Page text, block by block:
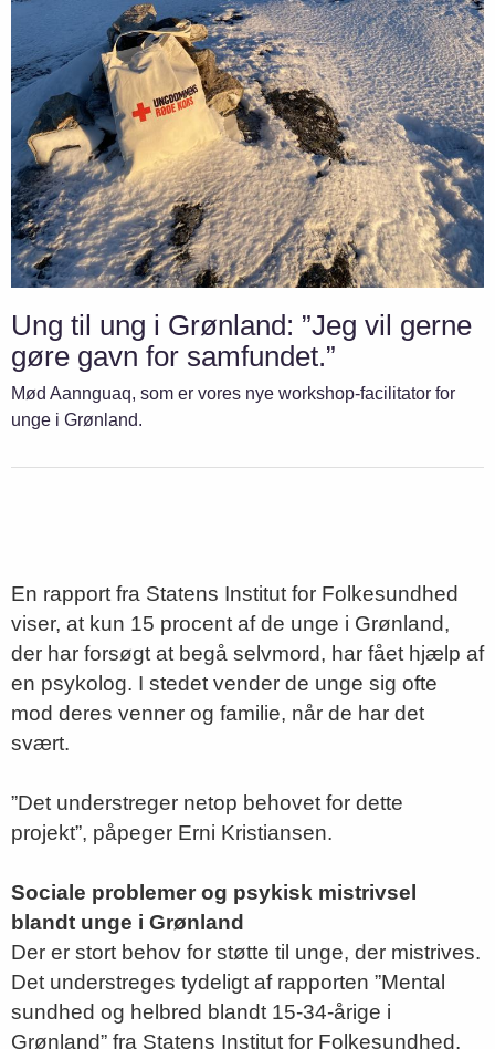
Ung til ung i Grønland: ”Jeg vil gerne
gøre gavn for samfundet.”
Mød Aannguaq, som er vores nye workshop-facilitator for
unge i Grønland.
En rapport fra Statens Institut for Folkesundhed
viser, at kun 15 procent af de unge i Grønland,
der har forsøgt at begå selvmord, har fået hjælp af
en psykolog. I stedet vender de unge sig ofte
mod deres venner og familie, når de har det
svært.
”Det understreger netop behovet for dette
projekt”, påpeger Erni Kristiansen.
Sociale problemer og psykisk mistrivsel
blandt unge i Grønland
Der er stort behov for støtte til unge, der mistrives.
Det understreges tydeligt af rapporten ”Mental
sundhed og helbred blandt 15-34-årige i
Grønland” fra Statens Institut for Folkesundhed.